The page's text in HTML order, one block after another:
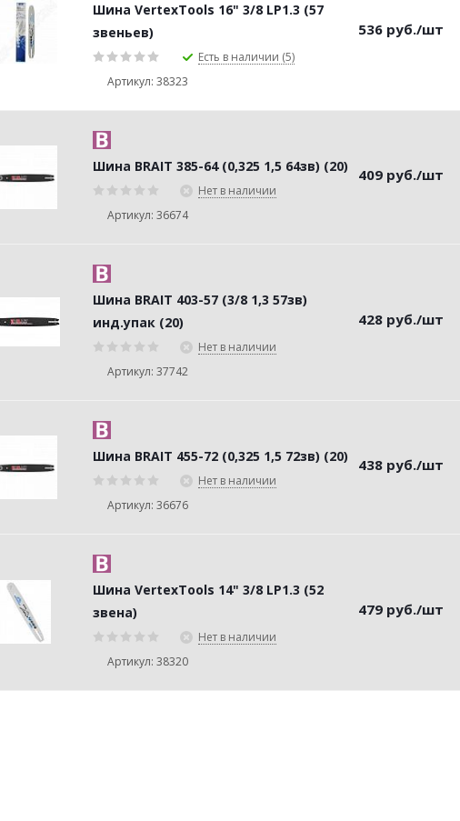
Шина VertexTools 16" 3/8 LP1.3 (57
звеньев)
Есть в наличии (5)
Артикул: 38323
536 руб./шт
Шина BRAIT 385-64 (0,325 1,5 64зв) (20)
Нет в наличии
Артикул: 36674
409 руб./шт
Шина BRAIT 403-57 (3/8 1,3 57зв)
инд.упак (20)
Нет в наличии
Артикул: 37742
428 руб./шт
Шина BRAIT 455-72 (0,325 1,5 72зв) (20)
Нет в наличии
Артикул: 36676
438 руб./шт
Шина VertexTools 14" 3/8 LP1.3 (52
звена)
Нет в наличии
Артикул: 38320
479 руб./шт